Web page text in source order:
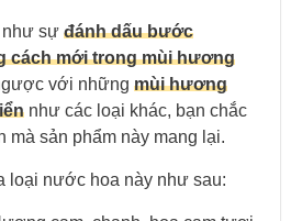
như sự đánh dấu bước
cách mới trong mùi hương
với những mùi hương
như các loại khác, bạn chắc
mà sản phẩm này mang lại.
loại nước hoa này như sau: